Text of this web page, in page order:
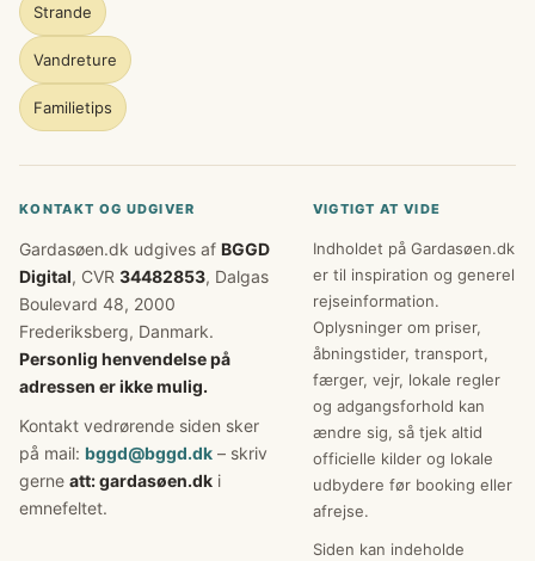
Strande
Vandreture
Familietips
KONTAKT OG UDGIVER
Gardasøen.dk udgives af BGGD
Digital, CVR 34482853, Dalgas
Boulevard 48, 2000
Frederiksberg, Danmark.
Personlig henvendelse på
adressen er ikke mulig.
Kontakt vedrørende siden sker
på mail: bggd@bggd.dk – skriv
gerne att: gardasøen.dk i
emnefeltet.
VIGTIGT AT VIDE
Indholdet på Gardasøen.dk
er til inspiration og generel
rejseinformation.
Oplysninger om priser,
åbningstider, transport,
færger, vejr, lokale regler
og adgangsforhold kan
ændre sig, så tjek altid
officielle kilder og lokale
udbydere før booking eller
afrejse.
Siden kan indeholde